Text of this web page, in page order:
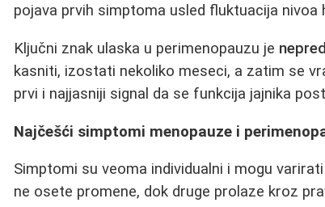
pojava prvih simptoma usled fluktuacija nivoa
Ključni znak ulaska u perimenopauzu je
kasniti, izostati nekoliko meseci, a zatim se
prvi i najjasniji signal da se funkcija jajnika
Najčešći simptomi menopauze i
Simptomi su veoma individualni i mogu
ne osete promene, dok druge prolaze kroz